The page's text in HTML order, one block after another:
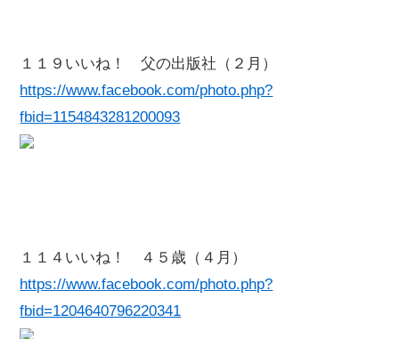
１１９いいね！ 父の出版社（２月）
https://www.facebook.com/photo.php?
fbid=1154843281200093
１１４いいね！ ４５歳（４月）
https://www.facebook.com/photo.php?
fbid=1204640796220341